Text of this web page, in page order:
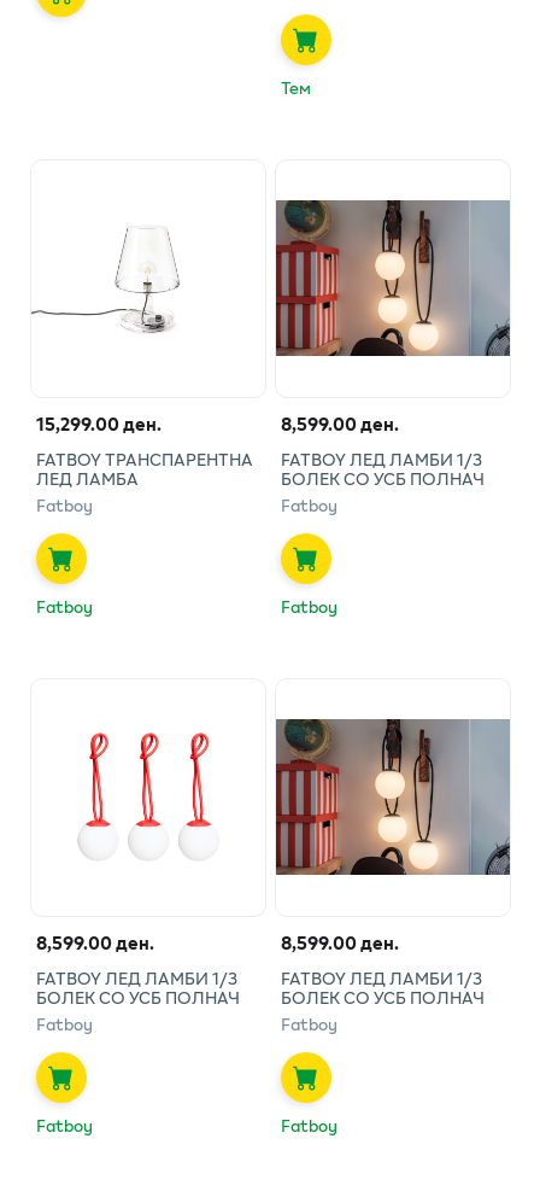
Тем
15,299.00 ден.
FATBOY ТРАНСПАРЕНТНА
ЛЕД ЛАМБА
Fatboy
Fatboy
8,599.00 ден.
FATBOY ЛЕД ЛАМБИ 1/3
БОЛЕК СО УСБ ПОЛНАЧ
Fatboy
Fatboy
8,599.00 ден.
FATBOY ЛЕД ЛАМБИ 1/3
БОЛЕК СО УСБ ПОЛНАЧ
Fatboy
Fatboy
8,599.00 ден.
FATBOY ЛЕД ЛАМБИ 1/3
БОЛЕК СО УСБ ПОЛНАЧ
Fatboy
Fatboy